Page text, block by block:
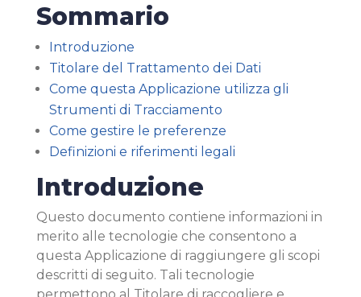
Sommario
Introduzione
Titolare del Trattamento dei Dati
Come questa Applicazione utilizza gli
Strumenti di Tracciamento
Come gestire le preferenze
Definizioni e riferimenti legali
Introduzione
Questo documento contiene informazioni in
merito alle tecnologie che consentono a
questa Applicazione di raggiungere gli scopi
descritti di seguito. Tali tecnologie